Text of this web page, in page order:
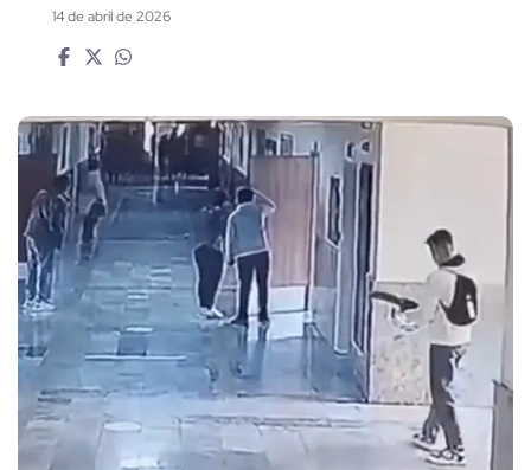
14 de abril de 2026